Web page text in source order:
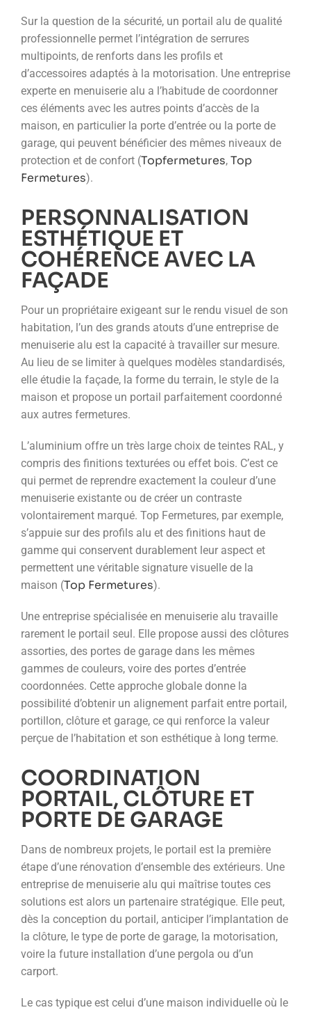
Sur la question de la sécurité, un portail alu de qualité
professionnelle permet l’intégration de serrures
multipoints, de renforts dans les profils et
d’accessoires adaptés à la motorisation. Une entreprise
experte en menuiserie alu a l’habitude de coordonner
ces éléments avec les autres points d’accès de la
maison, en particulier la porte d’entrée ou la porte de
garage, qui peuvent bénéficier des mêmes niveaux de
protection et de confort (Topfermetures, Top
Fermetures).
PERSONNALISATION
ESTHÉTIQUE ET
COHÉRENCE AVEC LA
FAÇADE
Pour un propriétaire exigeant sur le rendu visuel de son
habitation, l’un des grands atouts d’une entreprise de
menuiserie alu est la capacité à travailler sur mesure.
Au lieu de se limiter à quelques modèles standardisés,
elle étudie la façade, la forme du terrain, le style de la
maison et propose un portail parfaitement coordonné
aux autres fermetures.
L’aluminium offre un très large choix de teintes RAL, y
compris des finitions texturées ou effet bois. C’est ce
qui permet de reprendre exactement la couleur d’une
menuiserie existante ou de créer un contraste
volontairement marqué. Top Fermetures, par exemple,
s’appuie sur des profils alu et des finitions haut de
gamme qui conservent durablement leur aspect et
permettent une véritable signature visuelle de la
maison (Top Fermetures).
Une entreprise spécialisée en menuiserie alu travaille
rarement le portail seul. Elle propose aussi des clôtures
assorties, des portes de garage dans les mêmes
gammes de couleurs, voire des portes d’entrée
coordonnées. Cette approche globale donne la
possibilité d’obtenir un alignement parfait entre portail,
portillon, clôture et garage, ce qui renforce la valeur
perçue de l’habitation et son esthétique à long terme.
COORDINATION
PORTAIL, CLÔTURE ET
PORTE DE GARAGE
Dans de nombreux projets, le portail est la première
étape d’une rénovation d’ensemble des extérieurs. Une
entreprise de menuiserie alu qui maîtrise toutes ces
solutions est alors un partenaire stratégique. Elle peut,
dès la conception du portail, anticiper l’implantation de
la clôture, le type de porte de garage, la motorisation,
voire la future installation d’une pergola ou d’un
carport.
Le cas typique est celui d’une maison individuelle où le